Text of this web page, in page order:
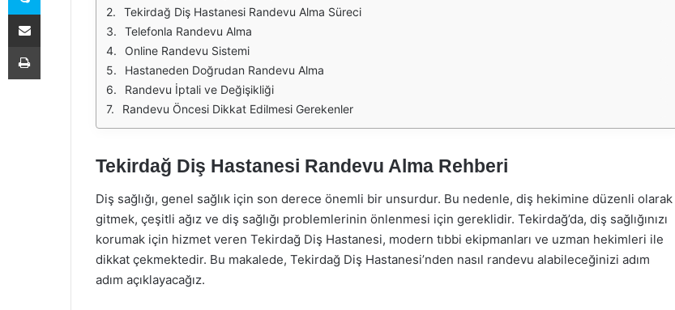
Tekirdağ Diş Hastanesi Randevu Alma Süreci
Telefonla Randevu Alma
Online Randevu Sistemi
Hastaneden Doğrudan Randevu Alma
Randevu İptali ve Değişikliği
Randevu Öncesi Dikkat Edilmesi Gerekenler
Tekirdağ Diş Hastanesi Randevu Alma Rehberi
Diş sağlığı, genel sağlık için son derece önemli bir unsurdur. Bu nedenle, diş hekimine düzenli olarak
gitmek, çeşitli ağız ve diş sağlığı problemlerinin önlenmesi için gereklidir. Tekirdağ’da, diş sağlığınızı
korumak için hizmet veren Tekirdağ Diş Hastanesi, modern tıbbi ekipmanları ve uzman hekimleri ile
dikkat çekmektedir. Bu makalede, Tekirdağ Diş Hastanesi’nden nasıl randevu alabileceğinizi adım
adım açıklayacağız.
E-Posta ile paylaş